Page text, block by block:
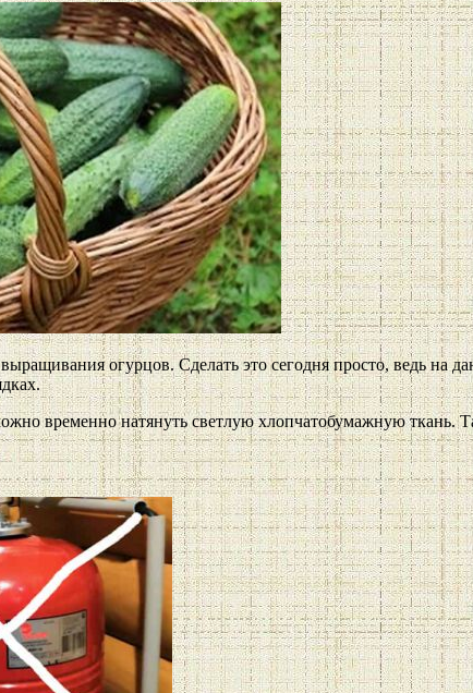
огурцов. Сделать это сегодня просто, ведь на
временно натянуть светлую хлопчатобумажную ткань.